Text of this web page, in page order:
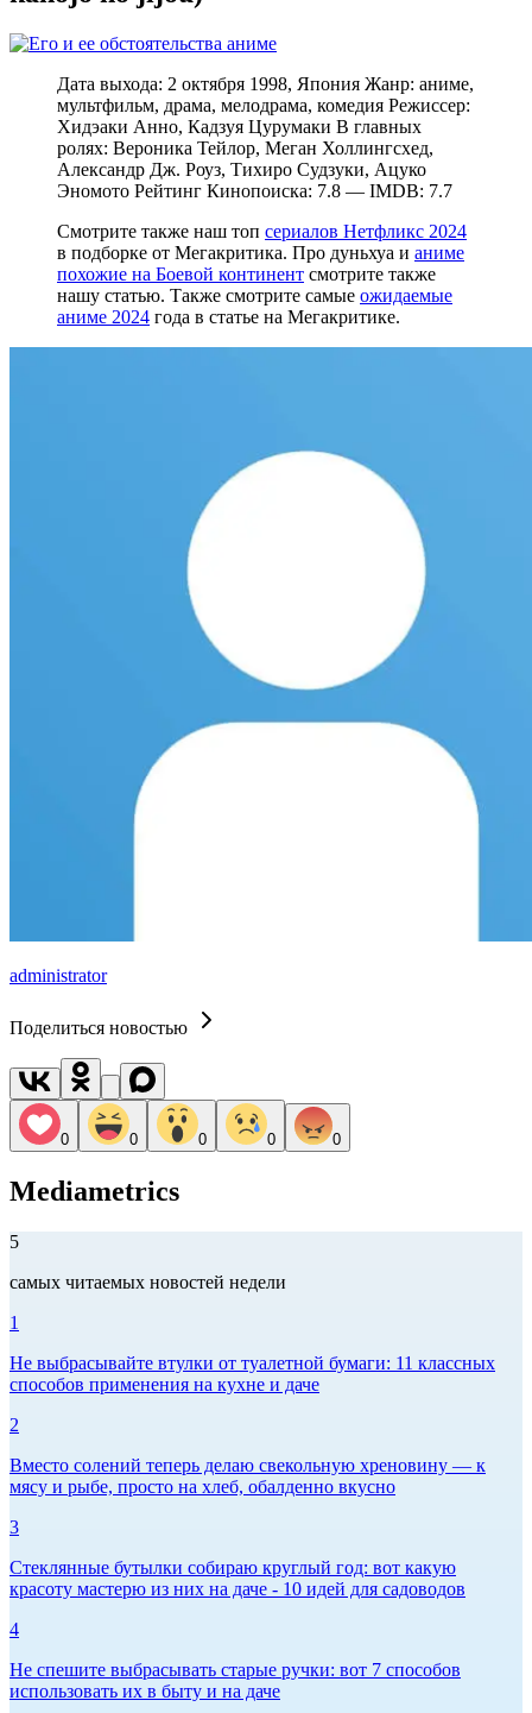
Дата выхода: 2 октября 1998, Япония Жанр: аниме,
мультфильм, драма, мелодрама, комедия Режиссер:
Хидэаки Анно, Кадзуя Цурумаки В главных
ролях: Вероника Тейлор, Меган Холлингсхед,
Александр Дж. Роуз, Тихиро Судзуки, Ацуко
Эномото Рейтинг Кинопоиска: 7.8 — IMDB: 7.7
Смотрите также наш топ сериалов Нетфликс 2024
в подборке от Мегакритика. Про дуньхуа и аниме
похожие на Боевой континент смотрите также
нашу статью. Также смотрите самые ожидаемые
аниме 2024 года в статье на Мегакритике.
administrator
Поделиться новостью
0 0 0 0 0
Mediametrics
5
самых читаемых новостей недели
1
Не выбрасывайте втулки от туалетной бумаги: 11 классных
способов применения на кухне и даче
2
Вместо солений теперь делаю свекольную хреновину — к
мясу и рыбе, просто на хлеб, обалденно вкусно
3
Стеклянные бутылки собираю круглый год: вот какую
красоту мастерю из них на даче - 10 идей для садоводов
4
Не спешите выбрасывать старые ручки: вот 7 способов
использовать их в быту и на даче